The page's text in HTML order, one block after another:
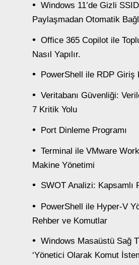
Windows 11’de Gizli
Paylaşmadan Otomatik
Office 365 Copilot ile
Nasıl Yapılır.
PowerShell ile RDP Giriş
Veritabanı Güvenliği:
7 Kritik Yolu
Port Dinleme Programı
Terminal ile VMware
Makine Yönetimi
SWOT Analizi: Kapsamlı
PowerShell ile Hyper-V
Rehber ve Komutlar
Windows Masaüstü Sağ
‘Yönetici Olarak Komut